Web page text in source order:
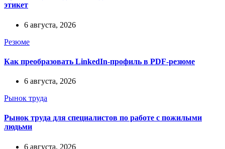
этикет
6 августа, 2026
Резюме
Как преобразовать LinkedIn-профиль в PDF-резюме
6 августа, 2026
Рынок труда
Рынок труда для специалистов по работе с пожилыми
людьми
6 августа, 2026